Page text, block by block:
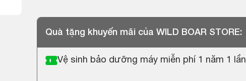
Quà tặng khuyến mãi của WILD BOAR STORE:
Vệ sinh bảo dưỡng máy miễn phí 1 năm 1 lần